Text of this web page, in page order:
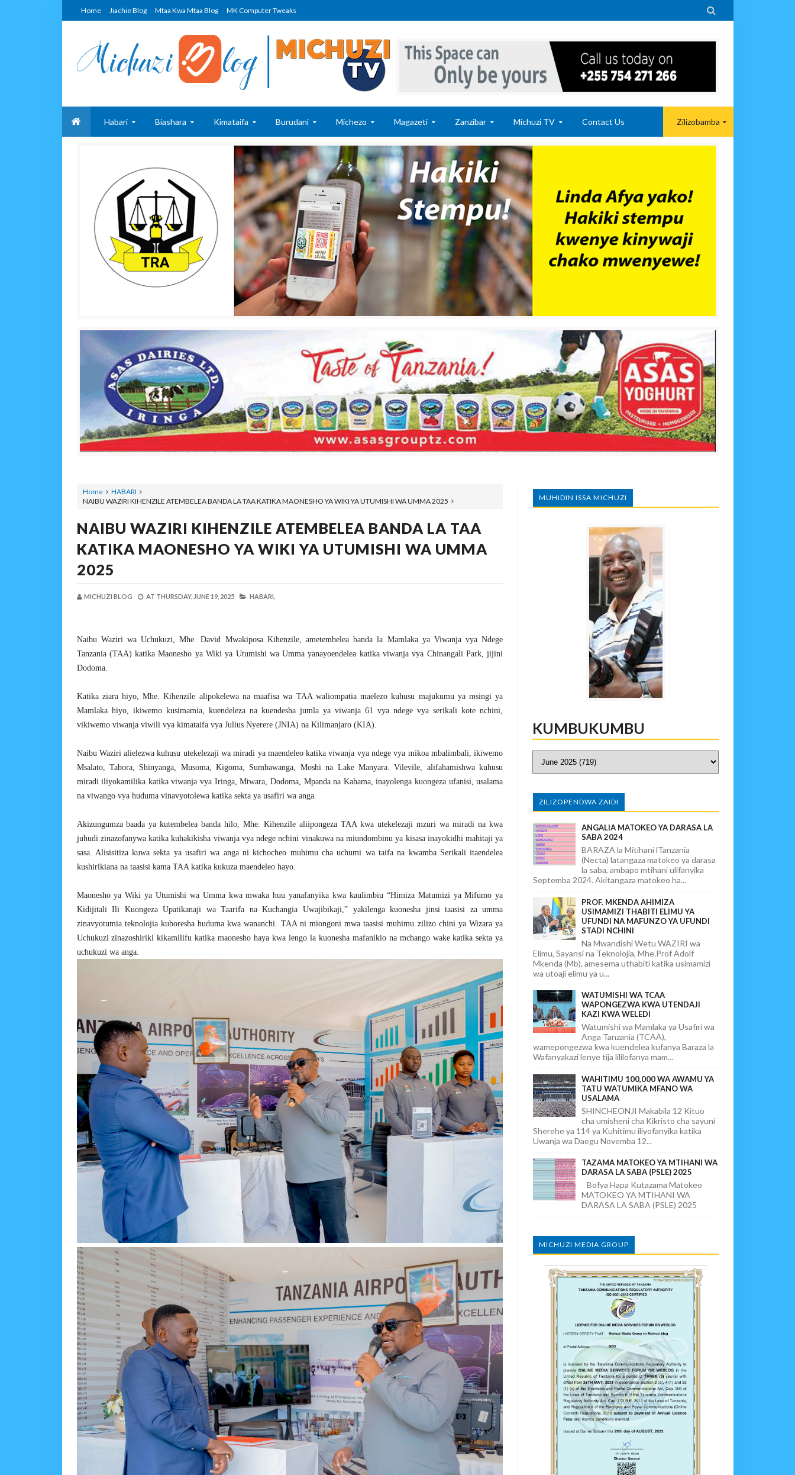
Home Jiachie Blog Mtaa Kwa Mtaa Blog MK Computer Tweaks 
Habari Biashara Kimataifa Burudani Michezo Magazeti Zanzibar Michuzi TV Contact Us Zilizobamba
Home
HABARI
NAIBU WAZIRI KIHENZILE ATEMBELEA BANDA LA TAA KATIKA MAONESHO YA WIKI YA UTUMISHI WA UMMA 2025
NAIBU WAZIRI KIHENZILE ATEMBELEA BANDA LA TAA
KATIKA MAONESHO YA WIKI YA UTUMISHI WA UMMA
2025
MICHUZI BLOG AT THURSDAY, JUNE 19, 2025 HABARI,
Naibu Waziri wa Uchukuzi, Mhe. David Mwakiposa Kihenzile, ametembelea banda la Mamlaka ya Viwanja vya Ndege
Tanzania (TAA) katika Maonesho ya Wiki ya Utumishi wa Umma yanayoendelea katika viwanja vya Chinangali Park, jijini
Dodoma.
Katika ziara hiyo, Mhe. Kihenzile alipokelewa na maafisa wa TAA waliompatia maelezo kuhusu majukumu ya msingi ya
Mamlaka hiyo, ikiwemo kusimamia, kuendeleza na kuendesha jumla ya viwanja 61 vya ndege vya serikali kote nchini,
vikiwemo viwanja viwili vya kimataifa vya Julius Nyerere (JNIA) na Kilimanjaro (KIA).
Naibu Waziri alielezwa kuhusu utekelezaji wa miradi ya maendeleo katika viwanja vya ndege vya mikoa mbalimbali, ikiwemo
Msalato, Tabora, Shinyanga, Musoma, Kigoma, Sumbawanga, Moshi na Lake Manyara. Vilevile, alifahamishwa kuhusu
miradi iliyokamilika katika viwanja vya Iringa, Mtwara, Dodoma, Mpanda na Kahama, inayolenga kuongeza ufanisi, usalama
na viwango vya huduma vinavyotolewa katika sekta ya usafiri wa anga.
Akizungumza baada ya kutembelea banda hilo, Mhe. Kihenzile aliipongeza TAA kwa utekelezaji mzuri wa miradi na kwa
juhudi zinazofanywa katika kuhakikisha viwanja vya ndege nchini vinakuwa na miundombinu ya kisasa inayokidhi mahitaji ya
sasa. Alisisitiza kuwa sekta ya usafiri wa anga ni kichocheo muhimu cha uchumi wa taifa na kwamba Serikali itaendelea
kushirikiana na taasisi kama TAA katika kukuza maendeleo hayo.
Maonesho ya Wiki ya Utumishi wa Umma kwa mwaka huu yanafanyika kwa kaulimbiu “Himiza Matumizi ya Mifumo ya
Kidijitali Ili Kuongeza Upatikanaji wa Taarifa na Kuchangia Uwajibikaji,” yakilenga kuonesha jinsi taasisi za umma
zinavyotumia teknolojia kuboresha huduma kwa wananchi. TAA ni miongoni mwa taasisi muhimu zilizo chini ya Wizara ya
Uchukuzi zinazoshiriki kikamilifu katika maonesho haya kwa lengo la kuonesha mafanikio na mchango wake katika sekta ya
uchukuzi wa anga.
MUHIDIN ISSA MICHUZI
KUMBUKUMBU
ZILIZOPENDWA ZAIDI
ANGALIA MATOKEO YA DARASA LA
SABA 2024
BARAZA la Mitihani lTanzania
(Necta) latangaza matokeo ya darasa
la saba, ambapo mtihani ulifanyika
Septemba 2024. Akitangaza matokeo ha...
PROF. MKENDA AHIMIZA
USIMAMIZI THABITI ELIMU YA
UFUNDI NA MAFUNZO YA UFUNDI
STADI NCHINI
Na Mwandishi Wetu WAZIRI wa
Elimu, Sayansi na Teknolojia, Mhe.Prof Adolf
Mkenda (Mb), amesema uthabiti katika usimamizi
wa utoaji elimu ya u...
WATUMISHI WA TCAA
WAPONGEZWA KWA UTENDAJI
KAZI KWA WELEDI
Watumishi wa Mamlaka ya Usafiri wa
Anga Tanzania (TCAA),
wamepongezwa kwa kuendelea kufanya Baraza la
Wafanyakazi lenye tija lililofanya mam...
WAHITIMU 100,000 WA AWAMU YA
TATU WATUMIKA MFANO WA
USALAMA
SHINCHEONJI Makabila 12 Kituo
cha umisheni cha Kikristo cha sayuni
Sherehe ya 114 ya Kuhitimu iliyofanyika katika
Uwanja wa Daegu Novemba 12...
TAZAMA MATOKEO YA MTIHANI WA
DARASA LA SABA (PSLE) 2025
Bofya Hapa Kutazama Matokeo
MATOKEO YA MTIHANI WA
DARASA LA SABA (PSLE) 2025
MICHUZI MEDIA GROUP